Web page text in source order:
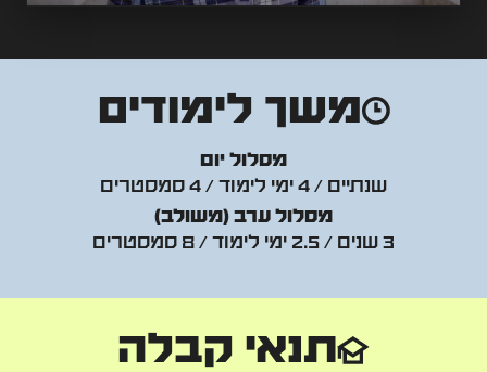
משך לימודים
מסלול יום
שנתיים / 4 ימי לימוד / 4 סמסטרים
מסלול ערב (משולב)
3 שנים / 2.5 ימי לימוד / 8 סמסטרים
תנאי קבלה